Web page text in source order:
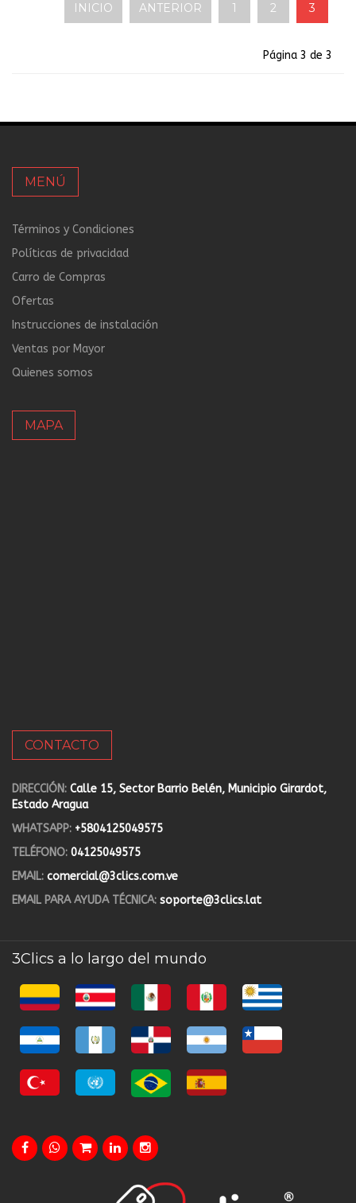
INICIO ANTERIOR 1 2 3
Página 3 de 3
MENÚ
Términos y Condiciones
Políticas de privacidad
Carro de Compras
Ofertas
Instrucciones de instalación
Ventas por Mayor
Quienes somos
MAPA
CONTACTO
DIRECCIÓN: Calle 15, Sector Barrio Belén, Municipio Girardot,
Estado Aragua
WHATSAPP: +5804125049575
TELÉFONO: 04125049575
EMAIL: comercial@3clics.com.ve
EMAIL PARA AYUDA TÉCNICA: soporte@3clics.lat
3Clics a lo largo del mundo